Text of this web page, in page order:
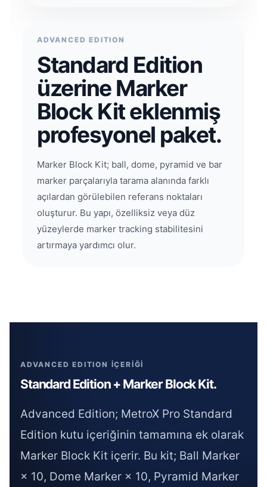
ADVANCED EDITION
Standard Edition
üzerine Marker
Block Kit eklenmiş
profesyonel paket.
Marker Block Kit; ball, dome, pyramid ve bar
marker parçalarıyla tarama alanında farklı
açılardan görülebilen referans noktaları
oluşturur. Bu yapı, özelliksiz veya düz
yüzeylerde marker tracking stabilitesini
artırmaya yardımcı olur.
ADVANCED EDITION İÇERİĞİ
Standard Edition + Marker Block Kit.
Advanced Edition; MetroX Pro Standard
Edition kutu içeriğinin tamamına ek olarak
Marker Block Kit içerir. Bu kit; Ball Marker
× 10, Dome Marker × 10, Pyramid Marker